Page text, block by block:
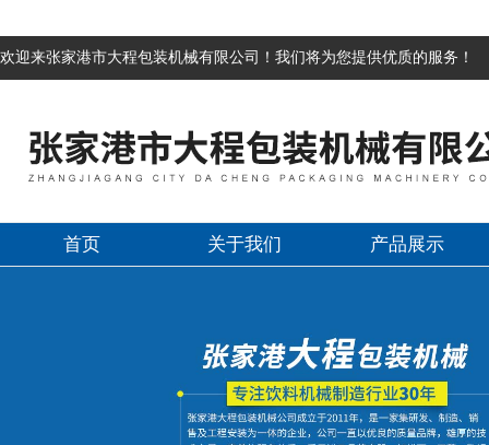
欢迎来张家港市大程包装机械有限公司！我们将为您提供优质的服务！
首页 关于我们 产品展示